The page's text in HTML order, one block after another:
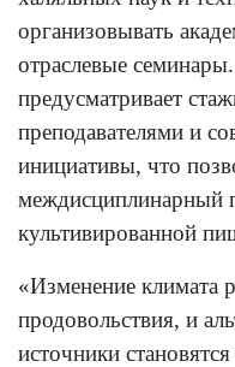
организовывать
отраслевые
предусматривает
преподавателями и
инициативы, что
междисциплинарный
культивированной
«Изменение климата
продовольствия, и
источники